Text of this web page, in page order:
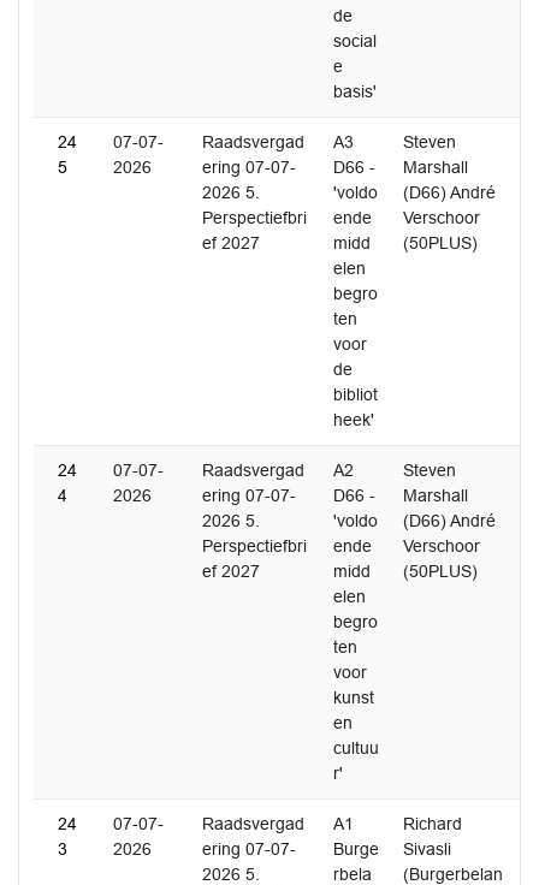
de
social
e
basis'
24
5
07-07-
2026
Raadsvergad
ering 07-07-
2026 5.
Perspectiefbri
ef 2027
A3
D66 -
'voldo
ende
midd
elen
begro
ten
voor
de
bibliot
heek'
Steven
Marshall
(D66) André
Verschoor
(50PLUS)
24
4
07-07-
2026
Raadsvergad
ering 07-07-
2026 5.
Perspectiefbri
ef 2027
A2
D66 -
'voldo
ende
midd
elen
begro
ten
voor
kunst
en
cultuu
r'
Steven
Marshall
(D66) André
Verschoor
(50PLUS)
24
3
07-07-
2026
Raadsvergad
ering 07-07-
2026 5.
A1
Burge
rbela
Richard
Sivasli
(Burgerbelan